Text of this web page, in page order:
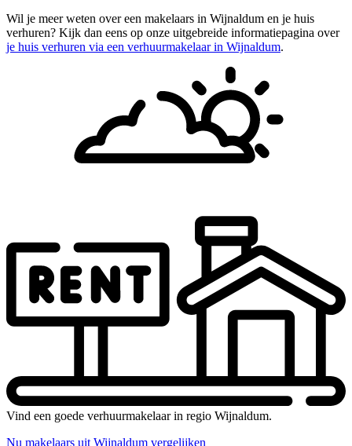
Wil je meer weten over een makelaars in Wijnaldum en je huis
verhuren? Kijk dan eens op onze uitgebreide informatiepagina over
je huis verhuren via een verhuurmakelaar in Wijnaldum.
Vind een goede verhuurmakelaar in regio Wijnaldum.
Nu makelaars uit Wijnaldum vergelijken